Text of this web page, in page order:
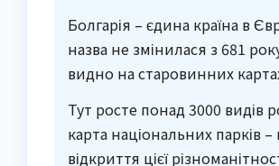
Болгарія – єдина країна в
назва не змінилася з 681
видно на старовинних
Тут росте понад 3000 видів
карта національних парків
відкриття цієї